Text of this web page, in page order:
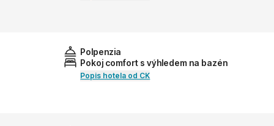
Polpenzia
Pokoj comfort s výhledem na bazén
Popis hotela od CK